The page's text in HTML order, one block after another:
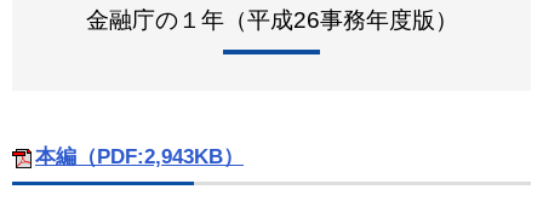
金融庁の１年（平成26事務年度版）
本編（PDF:2,943KB）